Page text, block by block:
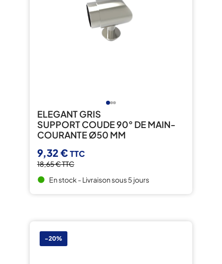
ELEGANT GRIS
SUPPORT COUDE 90° DE MAIN-
COURANTE Ø50 MM
9,32 €TTC
18,65 €TTC
brightness_1 En stock - Livraison sous 5 jours
-20%